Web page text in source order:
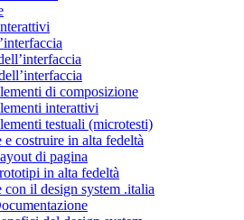
di composizione
interattivi
testuali (microtesti)
e costruire in alta fedeltà
di pagina
in alta fedeltà
con il design system .italia